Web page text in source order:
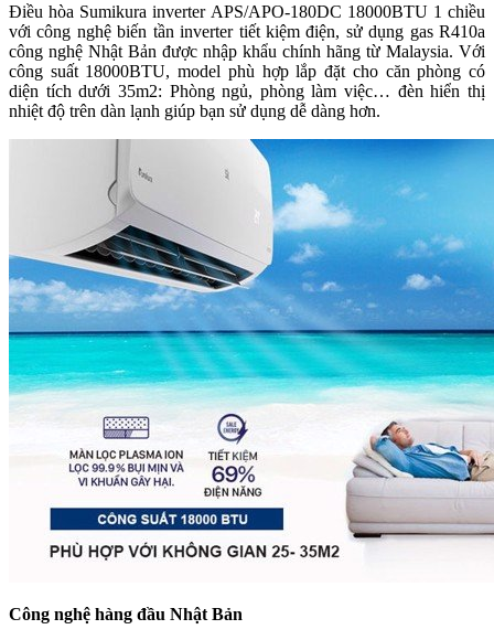
Điều hòa Sumikura inverter APS/APO-180DC 18000BTU 1 chiều
với công nghệ biến tần inverter tiết kiệm điện, sử dụng gas R410a
công nghệ Nhật Bản được nhập khẩu chính hãng từ Malaysia. Với
công suất 18000BTU, model phù hợp lắp đặt cho căn phòng có
diện tích dưới 35m2: Phòng ngủ, phòng làm việc… đèn hiển thị
nhiệt độ trên dàn lạnh giúp bạn sử dụng dễ dàng hơn.
Công nghệ hàng đầu Nhật Bản